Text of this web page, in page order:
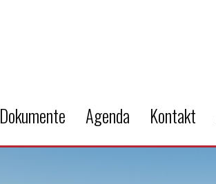
Dokumente Agenda Kontakt